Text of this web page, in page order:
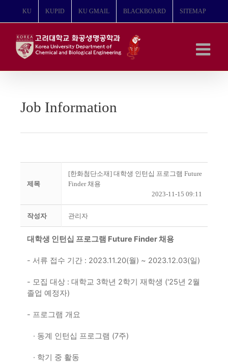
뛰
KU KUPID KU GMAIL BLACKBOARD SITEMAP
Job Information
제목
[한화첨단소재] 대학생 인턴십 프로그램 Future
Finder 채용
2023-11-15 09:11
작성자 관리자
대학생 인턴십 프로그램 Future Finder채용
- 서류 접수 기간 : 2023.11.20(월) ~ 2023.12.03(일)
- 모집 대상 : 대학교 3학년 2학기 재학생 ('25년 2월
졸업 예정자)
- 프로그램 개요
· 동계 인턴십 프로그램 (7주)
· 학기 중 활동